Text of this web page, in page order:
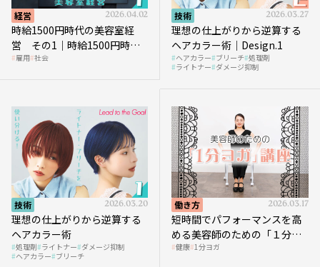
経営 2026.04.02
時給1500円時代の美容室経
営 その1｜時給1500円時代
へ向かう社会的背景
雇用 社会
技術 2026.03.27
理想の仕上がりから逆算する
ヘアカラー術｜Design.1
ヘアカラー ブリーチ 処理剤
ライトナー ダメージ抑制
技術 2026.03.20
理想の仕上がりから逆算する
ヘアカラー術
処理剤 ライトナー ダメージ抑制
ヘアカラー ブリーチ
働き方 2026.03.17
短時間でパフォーマンスを高
める美容師のための「１分ヨ
ガ」講座｜実践編
健康 1分ヨガ